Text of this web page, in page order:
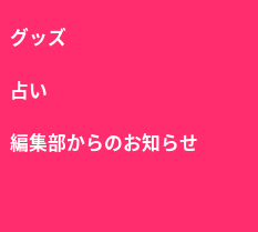
グッズ
占い
編集部からのお知らせ